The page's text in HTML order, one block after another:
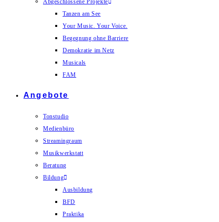
Abgeschlossene Projekte
Tanzen am See
Your Music. Your Voice.
Begegnung ohne Barriere
Demokratie im Netz
Musicals
FAM
Angebote
Tonstudio
Medienbüro
Streamingraum
Musikwerkstatt
Beratung
Bildung
Ausbildung
BFD
Praktika